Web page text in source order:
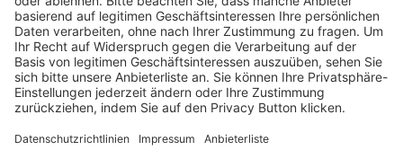
BFV-Geschäftsstellen
Trainerbörse
Login SpielPlus
FOLGE DEM BFV